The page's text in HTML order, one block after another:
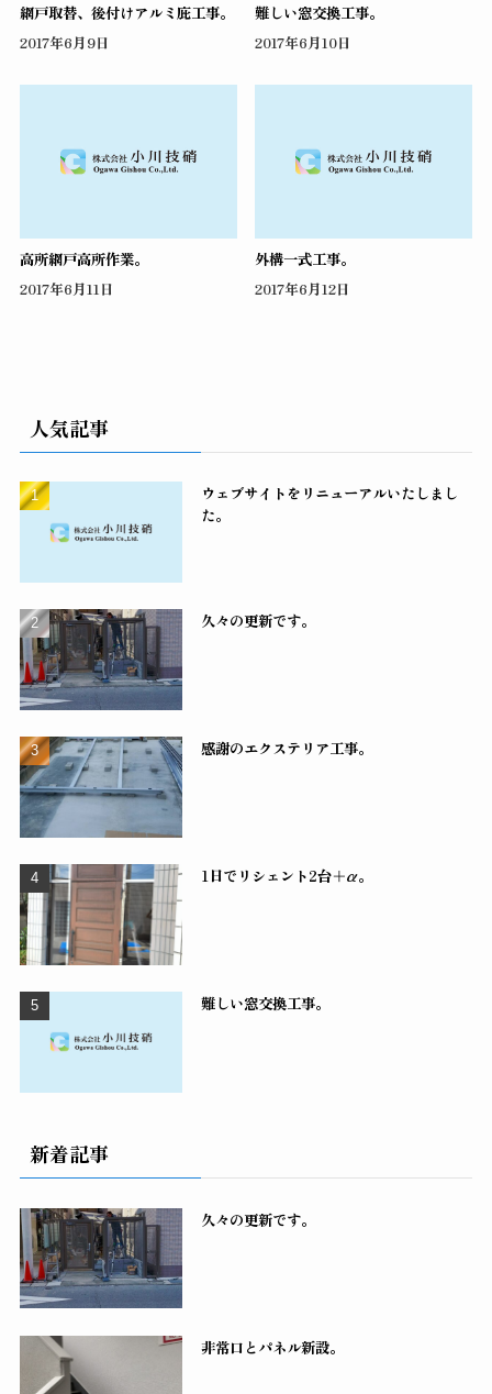
網戸取替、後付けアルミ庇工事。
2017年6月9日
難しい窓交換工事。
2017年6月10日
高所網戸高所作業。
2017年6月11日
外構一式工事。
2017年6月12日
人気記事
ウェブサイトをリニューアルいたしまし
た。
久々の更新です。
感謝のエクステリア工事。
1日でリシェント2台＋α。
難しい窓交換工事。
新着記事
久々の更新です。
非常口とパネル新設。